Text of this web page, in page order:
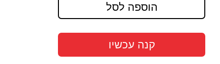
הוספה לסל
קנה עכשיו